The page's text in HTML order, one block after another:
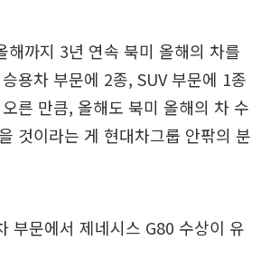
해까지 3년 연속 북미 올해의 차를
용차 부문에 2종, SUV 부문에 1종
른 만큼, 올해도 북미 올해의 차 수
것이라는 게 현대차그룹 안팎의 분
부문에서 제네시스 G80 수상이 유